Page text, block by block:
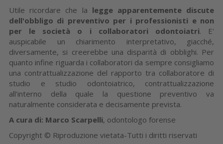
Utile ricordare che la legge apparentemente discute
dell'obbligo di preventivo per i professionisti e non
per le società o i collaboratori odontoiatri. E'
auspicabile un chiarimento interpretativo, giacché,
diversamente, si creerebbe una disparità di obblighi. Per
quanto infine riguarda i collaboratori da sempre consigliamo
una contrattualizzazione del rapporto tra collaboratore di
studio e studio odontoiatrico, contrattualizzazione
all'interno della quale la questione preventivo va
naturalmente considerata e decisamente prevista.
A cura di: Marco Scarpelli, odontologo forense
Copyright © Riproduzione vietata-Tutti i diritti riservati